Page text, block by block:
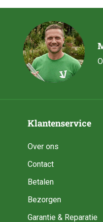
Klantenservice
Over ons
Contact
Betalen
Bezorgen
Garantie & Reparatie